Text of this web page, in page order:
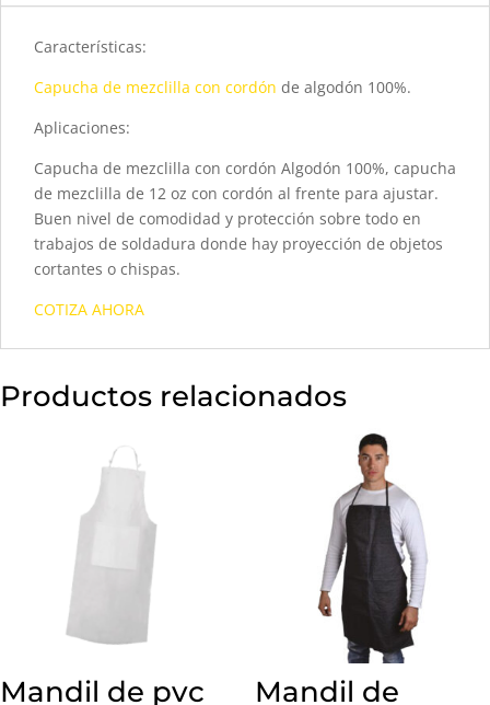
Características:
Capucha de mezclilla con cordón de algodón 100%.
Aplicaciones:
Capucha de mezclilla con cordón Algodón 100%, capucha
de mezclilla de 12 oz con cordón al frente para ajustar.
Buen nivel de comodidad y protección sobre todo en
trabajos de soldadura donde hay proyección de objetos
cortantes o chispas.
COTIZA AHORA
Productos relacionados
Mandil de pvc
Mandil de